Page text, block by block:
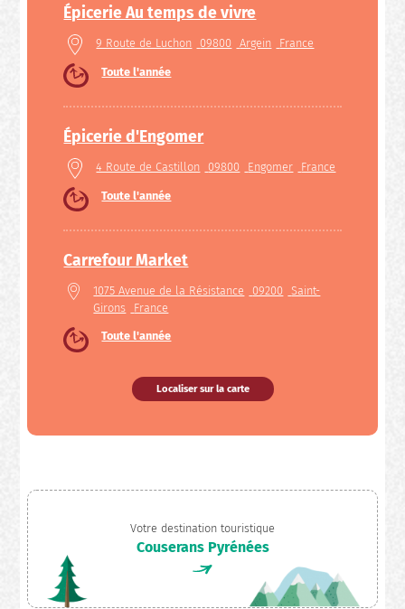
Épicerie Au temps de vivre
9 Route de Luchon 09800 Argein France
Toute l'année
Épicerie d'Engomer
4 Route de Castillon 09800 Engomer France
Toute l'année
Carrefour Market
1075 Avenue de la Résistance 09200
Saint-
Girons
France
Toute l'année
Localiser sur la carte
Votre destination touristique
Couserans Pyrénées